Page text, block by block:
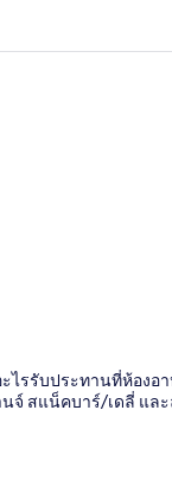
ไรรับประทานที่ห้องอา
จ์ สแน็คบาร์/เดลี่ และ